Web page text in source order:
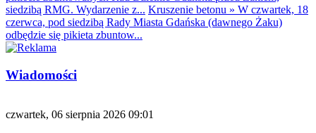
siedzibą RMG. Wydarzenie z... Kruszenie betonu » W czwartek, 18
czerwca, pod siedzibą Rady Miasta Gdańska (dawnego Żaku)
odbędzie się pikieta zbuntow...
Wiadomości
czwartek, 06 sierpnia 2026 09:01